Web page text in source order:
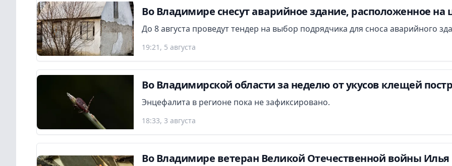
Во Владимире снесут аварийное здание, расположенное на
До 8 августа проведут тендер на выбор подрядчика для сноса аварийного
19:21, 5 августа
Во Владимирской области за неделю от укусов клещей
Энцефалита в регионе пока не зафиксировано.
18:33, 3 августа
Во Владимире ветеран Великой Отечественной войны